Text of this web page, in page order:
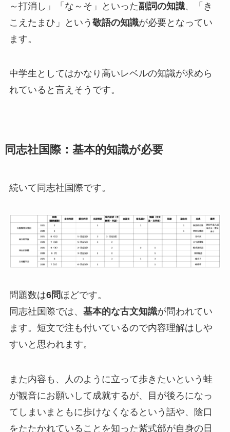
～打消し」「な～そ」といった副詞の知識、「き
こえたまひ」という 敬語の知識が必要となってい
ます。
中学生としてはかなり高いレベルの知識が求めら
れていると言えそうです。
同志社国際：基本的知識が必要
続いて同志社国際です。
問題数は6問ほどです。
同志社国際では、 基本的な古文知識が問われてい
ます。短文で注も付いているので内容理解はしや
すいと思われます。
また内容も、人のように立って歩きたいという蛙
が観音にお願いして成就するが、目が後ろになっ
てしまいまともに歩けなくなるという話や、陰口
をたたかれていることを知った紫式部が自身の日